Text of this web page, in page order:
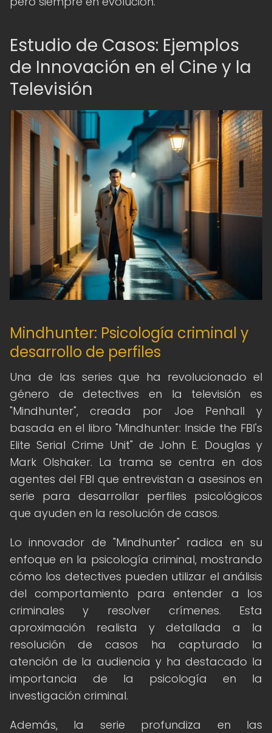
Estudio de Casos: Ejemplos
de Innovación en el Cine y la
Televisión
Mindhunter: Psicología criminal y
desarrollo de perfiles
Una de las series que ha revolucionado el
género de detectives en la televisión es
"Mindhunter", creada por Joe Penhall y
basada en el libro "Mindhunter: Inside the FBI's
Elite Serial Crime Unit" de John E. Douglas y
Mark Olshaker. La trama se centra en dos
agentes del FBI que entrevistan a asesinos en
serie para desarrollar perfiles psicológicos
que ayuden en la resolución de casos.
Lo innovador de "Mindhunter" radica en su
enfoque en la psicología criminal, mostrando
cómo los detectives pueden utilizar el análisis
del comportamiento para entender a los
criminales y resolver crímenes. Esta
aproximación realista y detallada a la
resolución de casos ha capturado la
atención de la audiencia y ha destacado la
importancia de la psicología en la
investigación criminal.
Además, la serie profundiza en las